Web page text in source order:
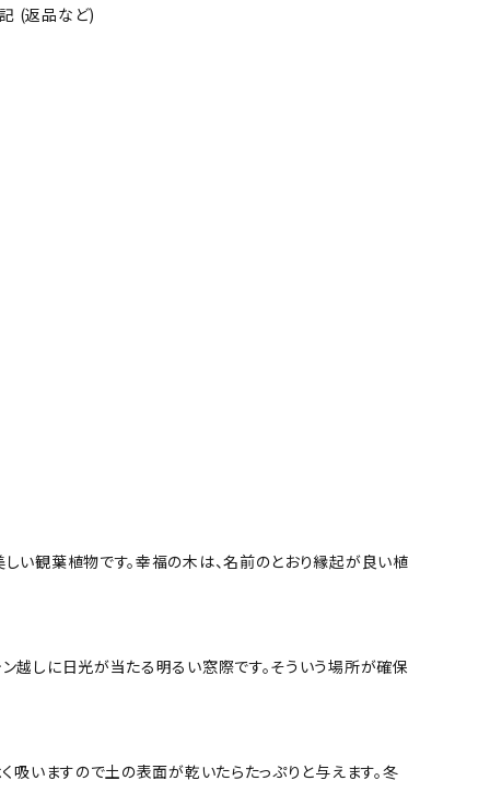
(返品など)
い観葉植物です。幸福の木は、名前のとおり縁起が良い植
越しに日光が当たる明るい窓際です。そういう場所が確保
吸いますので土の表面が乾いたらたっぷりと与えます。冬